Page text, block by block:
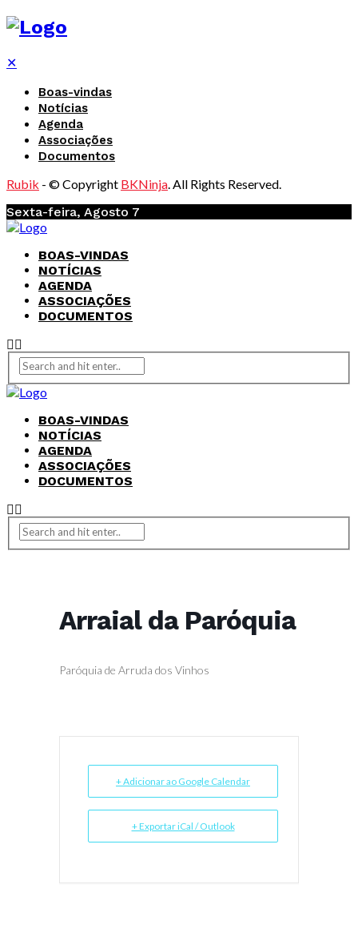
✕
Boas-vindas
Notícias
Agenda
Associações
Documentos
Rubik - © Copyright BKNinja. All Rights Reserved.
Sexta-feira, Agosto 7
BOAS-VINDAS
NOTÍCIAS
AGENDA
ASSOCIAÇÕES
DOCUMENTOS
BOAS-VINDAS
NOTÍCIAS
AGENDA
ASSOCIAÇÕES
DOCUMENTOS
Arraial da Paróquia
Paróquia de Arruda dos Vinhos
+ Adicionar ao Google Calendar
+ Exportar iCal / Outlook